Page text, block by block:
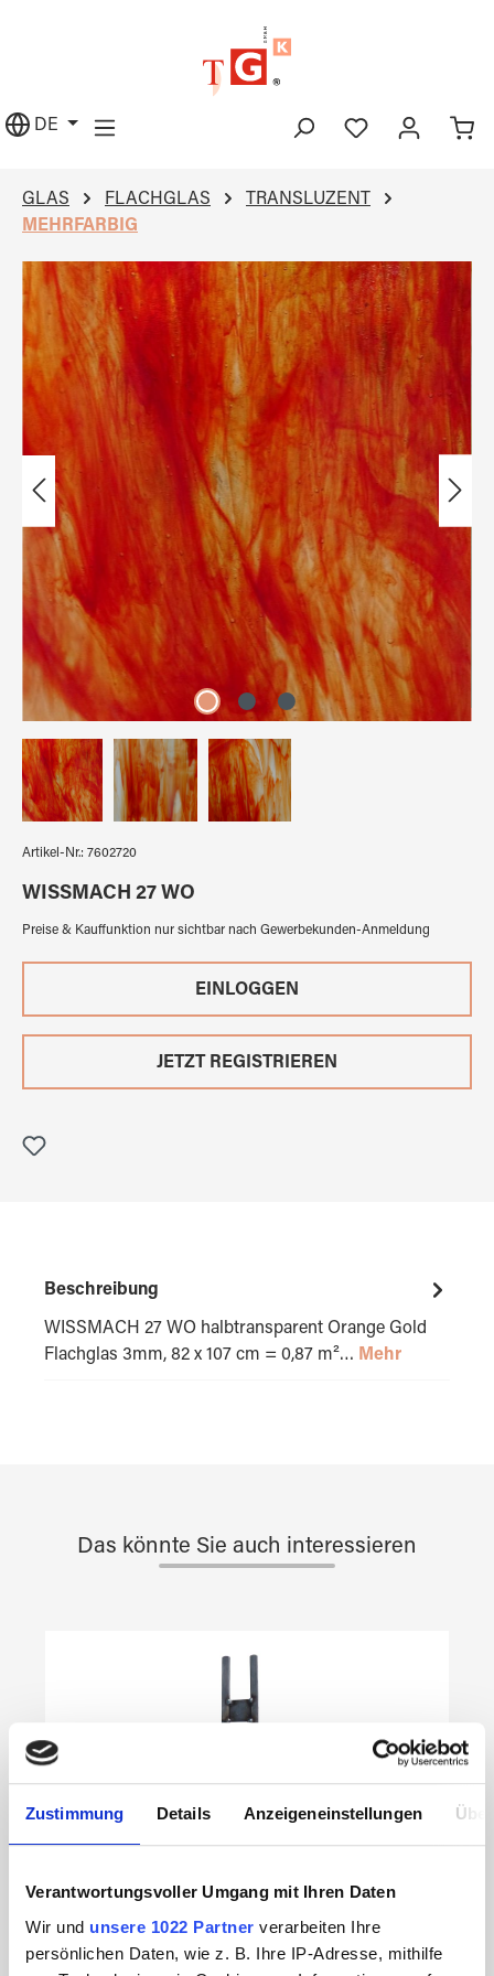
Zustimmung Details Anzeigeneinstellungen
Verantwortungsvoller Umgang mit Ihren Daten
Wir und unsere 1022 Partner verarbeiten Ihre
persönlichen Daten, wie z. B. Ihre IP-Adresse, mithilfe
DE
GLAS FLACHGLAS
TRANSLUZENT
MEHRFARBIG
Bildergalerie überspringen
Artikel-Nr.: 7602720
WISSMACH 27 WO
Preise & Kauffunktion nur sichtbar nach Gewerbekunden-Anmeldung
EINLOGGEN
JETZT REGISTRIEREN
Beschreibung
WISSMACH 27 WO halbtransparent Orange Gold
Flachglas 3mm, 82 x 107 cm = 0,87 m²… Mehr
Das könnte Sie auch interessieren